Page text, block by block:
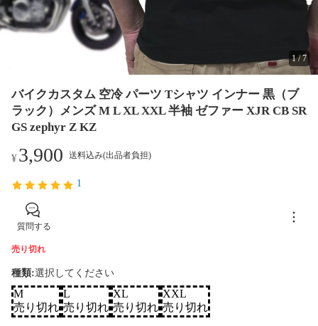
1/7
バイクカスタム 空冷 パーツ Tシャツ インナー 黒（ブ
ラック）メンズ M L XL XXL 半袖 ゼファー XJR CB SR
GS zephyr Z KZ
¥3,900 送料込み(出品者負担)
1
質問する
売り切れ
種類:選択してください
M
売り切れ
L
売り切れ
XL
売り切れ
XXL
売り切れ